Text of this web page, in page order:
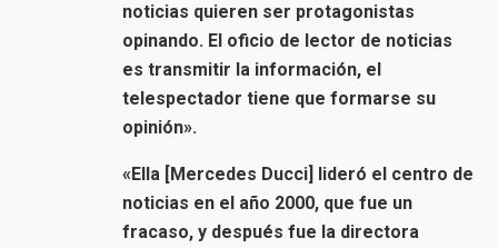
noticias quieren ser protagonistas
opinando. El oficio de lector de noticias
es transmitir la información, el
telespectador tiene que formarse su
opinión».
«Ella [Mercedes Ducci] lideró el centro de
noticias en el año 2000, que fue un
fracaso, y después fue la directora